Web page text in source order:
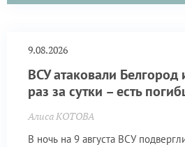
9.08.2026
ВСУ атаковали Белгород
раз за сутки – есть
Алиса КОТОВА
В ночь на 9 августа ВСУ